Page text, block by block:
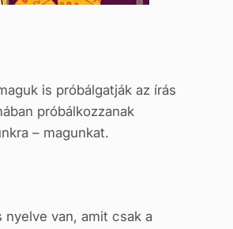
is próbálgatják az írás
próbálkozzanak
– magunkat.
van, amit csak a